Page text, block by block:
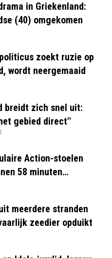
in Griekenland:
(40) omgekomen
zoekt ruzie op
wordt neergemaaid
breidt zich snel uit:
gebied direct''
Action-stoelen
58 minuten
zijn vandaag weer te
meerdere stranden
zeedier opduikt